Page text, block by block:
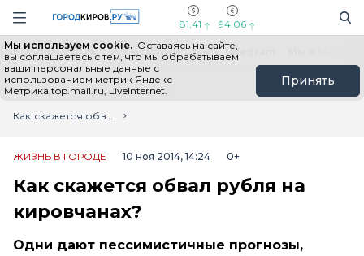
Навигация сайта
81,41 94,06
Мы используем cookie. Оставаясь на сайте,
вы соглашаетесь с тем, что мы обрабатываем
ваши персональные данные с
использованием метрик Яндекс
Метрика,top.mail.ru, LiveInternet.
Принять
Выборы - 2026 Все новости Мы в Telegram
Главная
Лента новостей
Как скажется обвал рубля на кировчанах?
ЖИЗНЬ В ГОРОДЕ 10 ноя 2014, 14:24 0+
Как скажется обвал рубля на
кировчанах?
Одни дают пессимистичные прогнозы,